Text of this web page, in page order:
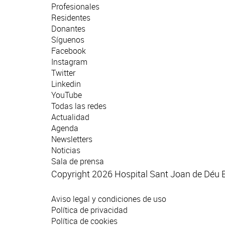
Profesionales
Residentes
Donantes
Síguenos
Facebook
Instagram
Twitter
Linkedin
YouTube
Todas las redes
Actualidad
Agenda
Newsletters
Noticias
Sala de prensa
Copyright 2026 Hospital Sant Joan de Déu
Aviso legal y condiciones de uso
Política de privacidad
Política de cookies